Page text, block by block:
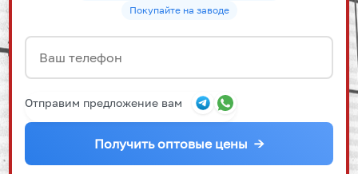
Покупайте на заводе
Отправим предложение вам
Получить оптовые цены →